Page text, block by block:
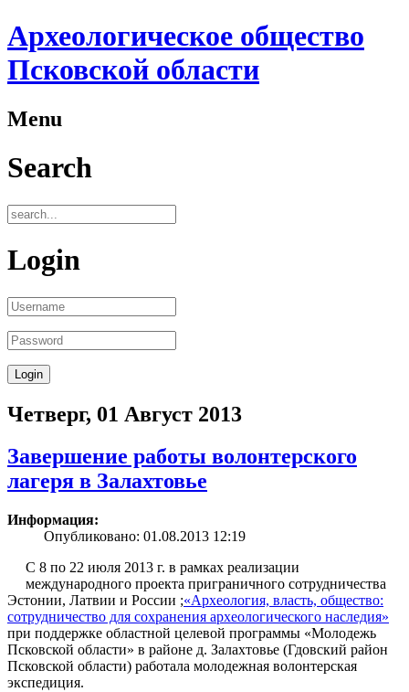
Археологическое общество
Псковской области
Menu
Search
Login
Четверг, 01 Август 2013
Завершение работы волонтерского
лагеря в Залахтовье
Информация:
Опубликовано: 01.08.2013 12:19
С 8 по 22 июля 2013 г. в рамках реализации
международного проекта приграничного сотрудничества
Эстонии, Латвии и России ;«Археология, власть, общество:
сотрудничество для сохранения археологического наследия»
при поддержке областной целевой программы «Молодежь
Псковской области» в районе д. Залахтовье (Гдовский район
Псковской области) работала молодежная волонтерская
экспедиция.